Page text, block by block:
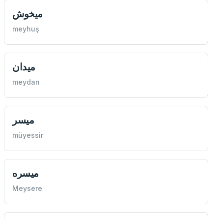
ميخوش
meyhuş
ميدان
meydan
ميسر
müyessir
ميسره
Meysere